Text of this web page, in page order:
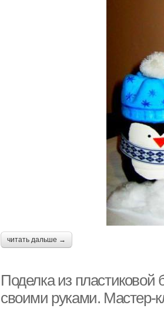
читать дальше →
Поделка из пластиковой
своими руками. Мастер-